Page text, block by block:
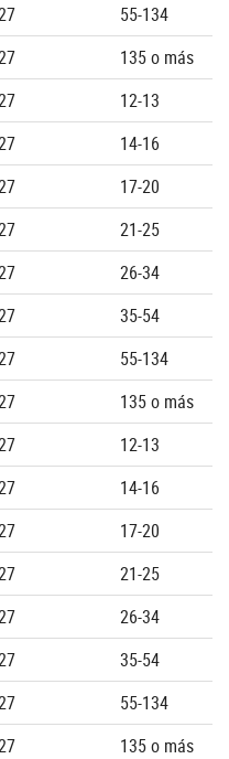
55-134
135 o más
12-13
14-16
17-20
21-25
26-34
35-54
55-134
135 o más
12-13
14-16
17-20
21-25
26-34
35-54
55-134
135 o más